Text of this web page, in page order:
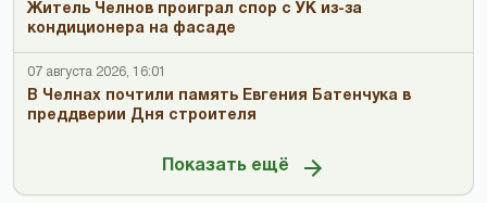
Житель Челнов проиграл спор с УК из-за
кондиционера на фасаде
07 августа 2026, 16:01
В Челнах почтили память Евгения Батенчука в
преддверии Дня строителя
Показать ещё